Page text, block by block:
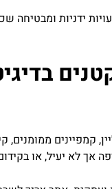
ידניות
קמפיינים
אך לא יעיל, או